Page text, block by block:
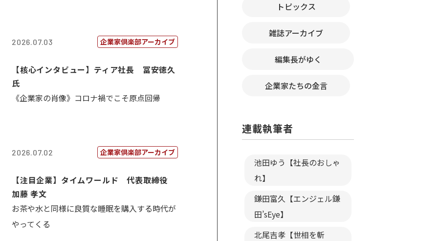
2026.07.03 企業家倶楽部アーカイブ
【核心インタビュー】ティア社長 冨安徳久
氏
《企業家の肖像》コロナ禍でこそ原点回帰
2026.07.02 企業家倶楽部アーカイブ
【注目企業】タイムワールド 代表取締役
加藤 孝文
お茶や水と同様に良質な睡眠を購入する時代が
やってくる
トピックス
雑誌アーカイブ
編集長がゆく
企業家たちの金言
連載執筆者
池田ゆう【社長のおしゃ
れ】
鎌田富久【エンジェル鎌
田’sEye】
北尾吉孝【世相を斬